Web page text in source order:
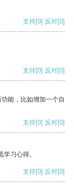
支持[0] 反对[0]
支持[0] 反对[0]
能，比如增加一个自
支持[0] 反对[0]
习心得。
支持[0] 反对[0]